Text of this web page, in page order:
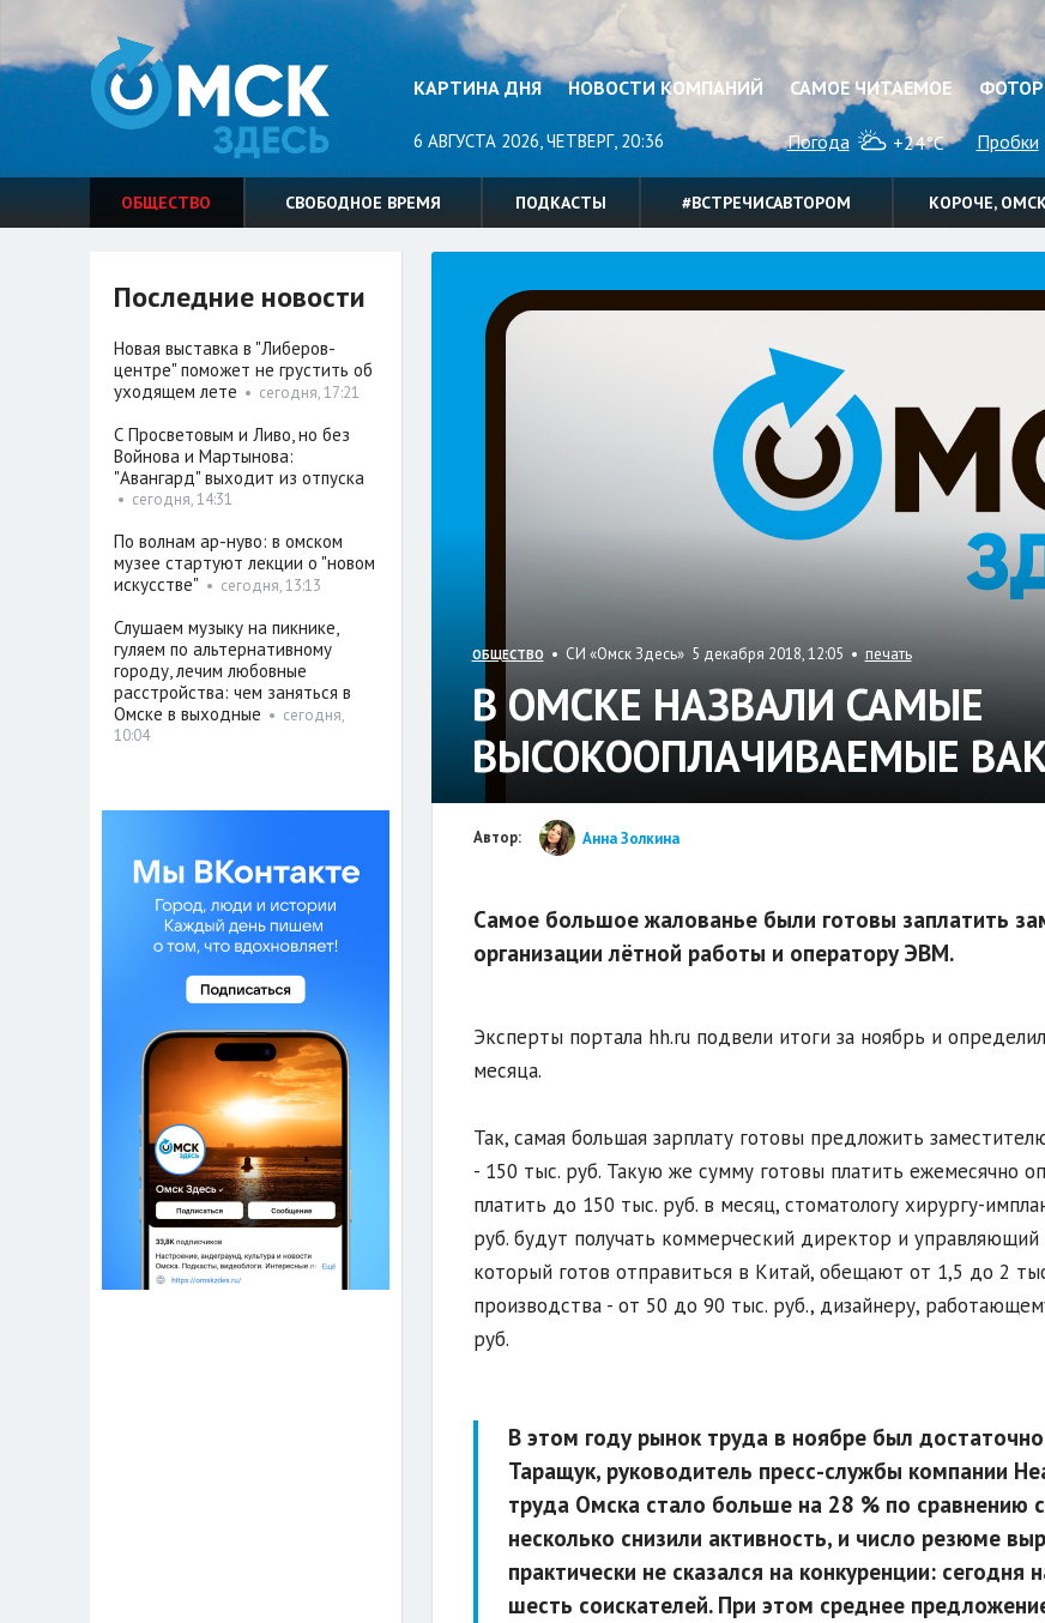
КАРТИНА ДНЯ НОВОСТИ КОМПАНИЙ САМОЕ ЧИТАЕМОЕ
6 АВГУСТА 2026, ЧЕТВЕРГ, 20:36 Погода +24°C Пробки
ОБЩЕСТВО СВОБОДНОЕ ВРЕМЯ ПОДКАСТЫ #ВСТРЕЧИСАВТОРОМ КОРОЧЕ,
ОБЩЕСТВО • СИ «Омск Здесь» 5 декабря 2018, 12:05 • печать
В ОМСКЕ НАЗВАЛИ САМЫЕ
ВЫСОКООПЛАЧИВАЕМЫЕ
Автор: Анна Золкина
Самое большое жалованье были готовы заплатить
организации лётной работы и оператору ЭВМ.
Эксперты портала hh.ru подвели итоги за ноябрь и
месяца.
Так, самая большая зарплату готовы предложить
- 150 тыс. руб. Такую же сумму готовы платить ежемесячно
платить до 150 тыс. руб. в месяц, стоматологу хирургу-
руб. будут получать коммерческий директор и управляющий
который готов отправиться в Китай, обещают от 1,5 до 2
производства - от 50 до 90 тыс. руб., дизайнеру,
руб.
В этом году рынок труда в ноябре был
Таращук, руководитель пресс-службы компании
труда Омска стало больше на 28 % по сравнению
несколько снизили активность, и число резюме
практически не сказался на конкуренции:
шесть соискателей. При этом среднее
Последние новости
Новая выставка в "Либеров-
центре" поможет не грустить об
уходящем лете • сегодня, 17:21
С Просветовым и Ливо, но без
Войнова и Мартынова:
"Авангард" выходит из отпуска
• сегодня, 14:31
По волнам ар-нуво: в омском
музее стартуют лекции о "новом
искусстве" • сегодня, 13:13
Слушаем музыку на пикнике,
гуляем по альтернативному
городу, лечим любовные
расстройства: чем заняться в
Омске в выходные • сегодня,
10:04